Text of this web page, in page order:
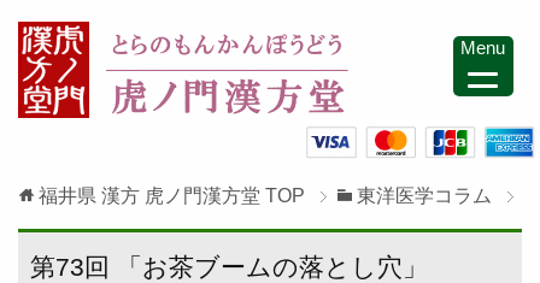
福井県 漢方 虎ノ門漢方堂 TOP 東洋医学コラム
第73回 「お茶ブームの落とし穴」
Menu